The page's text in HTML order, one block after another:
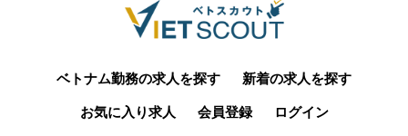
ベトナム勤務の求人を探す
新着の求人を探す
お気に入り求人
会員登録 ログイン